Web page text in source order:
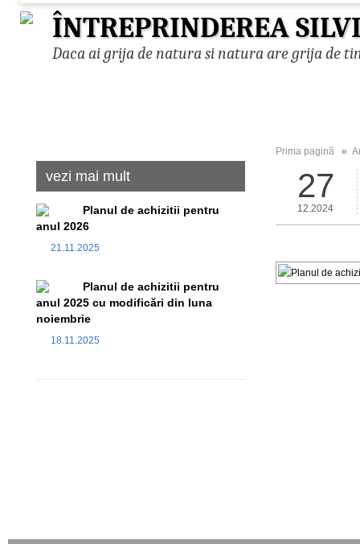
ÎNTREPRINDEREA
Daca ai grija de natura si natura are grija de
vezi mai mult
Planul de achizitii pentru
anul 2026
21.11.2025
Planul de achizitii pentru
anul 2025 cu modificări din luna
noiembrie
18.11.2025
Prima pagină »
27
12.2024